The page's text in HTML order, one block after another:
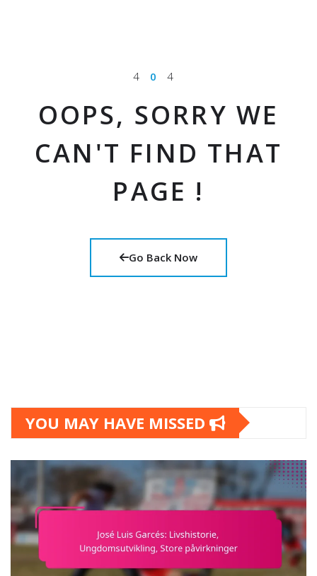
4 0 4
OOPS, SORRY WE
CAN'T FIND THAT
PAGE !
Go Back Now
YOU MAY HAVE MISSED